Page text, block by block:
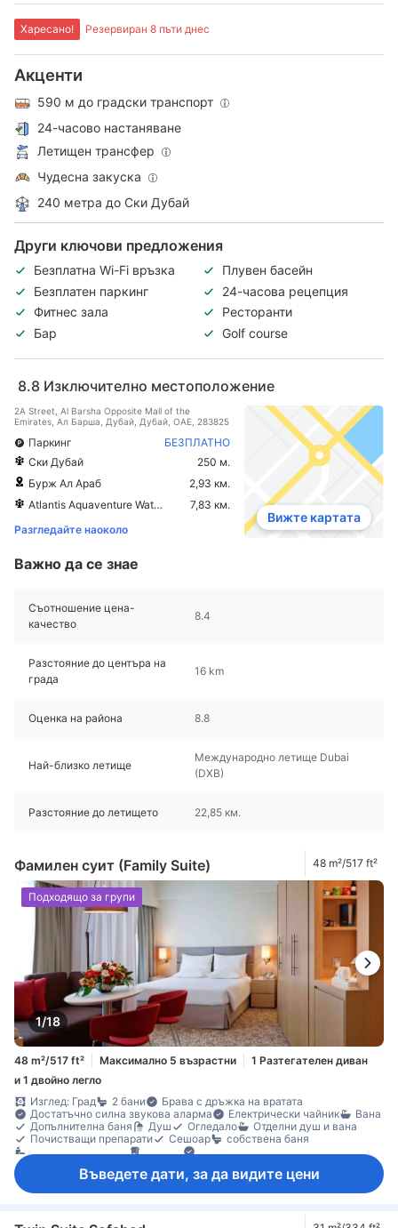
Харесано! Резервиран 8 пъти днес
Акценти
590 м до градски транспорт
24-часово настаняване
Летищен трансфер
Чудесна закуска
240 метра до Ски Дубай
Други ключови предложения
Безплатна Wi-Fi връзка
Плувен басейн
Безплатен паркинг
24-часова рецепция
Фитнес зала
Ресторанти
Бар
Golf course
8.8 Изключително местоположение
2A Street, Al Barsha Opposite Mall of the
Emirates, Ал Барша, Дубай, Дубай, ОАЕ, 283825
Паркинг
БЕЗПЛАТНО
Ски Дубай
250 м.
Бурж Ал Араб
2,93 км.
Atlantis Aquaventure Waterpark
7,83 км.
Разгледайте наоколо
Вижте картата
Важно да се знае
Съотношение цена-
качество
8.4
Разстояние до центъра на
града
16 km
Оценка на района 8.8
Най-близко летище
Международно летище Dubai
(DXB)
Разстояние до летището 22,85 км.
Фамилен суит (Family Suite) 48 m²/517 ft²
1/18
Подходящо за групи
48 m²/517 ft² Максимално 5 възрастни
1 Разтегателен диван
и 1 двойно легло
Изглед: Град
2 бани
Брава с дръжка на вратата
Достатъчно силна звукова аларма
Електрически чайник
Вана
Допълнителна баня
Душ Огледало
Отделни душ и вана
Почистващи препарати
Сешоар
собствена баня
Тоалетни артикули
Хавлии
Басейнови съоръжения
Достъп до интернет (безжичен)
Конзола за видео игри
Сателитна/кабелна телевизия
Климатик
Въведете дати, за да видите цени